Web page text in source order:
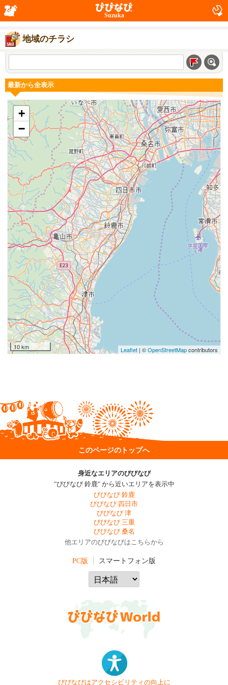
Suzuka
地域のチラシ
最新から全表示
+
−
10 km Leaflet| ©OpenStreetMapcontributors
このページのトップへ
身近なエリアのびびなび
"びびなび 鈴鹿" から近いエリアを表示中
びびなび 鈴鹿
びびなび 四日市
びびなび 津
びびなび 三重
びびなび 桑名
他エリアのびびなびはこちらから
PC版 スマートフォン版
びびなびはアクセシビリティの向上に